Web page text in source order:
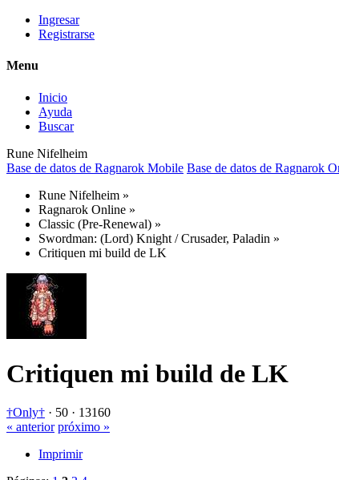
Ingresar
Registrarse
Menu
Inicio
Ayuda
Buscar
Rune Nifelheim
Base de datos de Ragnarok Mobile Base de datos de Ragnarok
Rune Nifelheim »
Ragnarok Online »
Classic (Pre-Renewal) »
Swordman: (Lord) Knight / Crusader, Paladin »
Critiquen mi build de LK
Critiquen mi build de LK
†Only† · 50 · 13160
« anterior próximo »
Imprimir